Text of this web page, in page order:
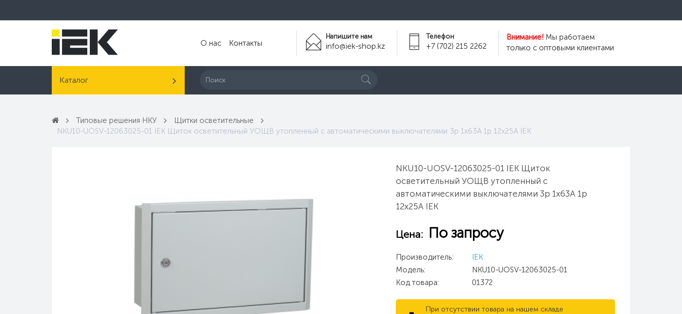
О нас Контакты
Внимание! Мы работаем
только с оптовыми клиентами
Телефон
+7 (702) 215 2262
Напишите нам
info@iek-shop.kz
Каталог
Типовые решения НКУ
Щитки осветительные
NKU10-UOSV-12063025-01 IEK Щиток осветительный УОЩВ утопленный с автоматическими выключателями 3p 1х63А 1p 12х25А IEK
NKU10-UOSV-12063025-01 IEK Щиток
осветительный УОЩВ утопленный с
автоматическими выключателями 3p 1х63А 1p
12х25А IEK
Цена: По запросу
Производитель:
IEK
Модель:
NKU10-UOSV-12063025-01
Код товара:
01372
При отсутствии товара на нашем складе